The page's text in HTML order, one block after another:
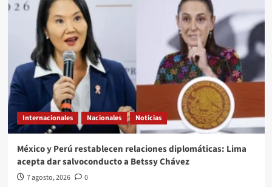
Internacionales Nacionales Noticias
México y Perú restablecen relaciones diplomáticas: Lima
acepta dar salvoconducto a Betssy Chávez
7 agosto, 2026 0